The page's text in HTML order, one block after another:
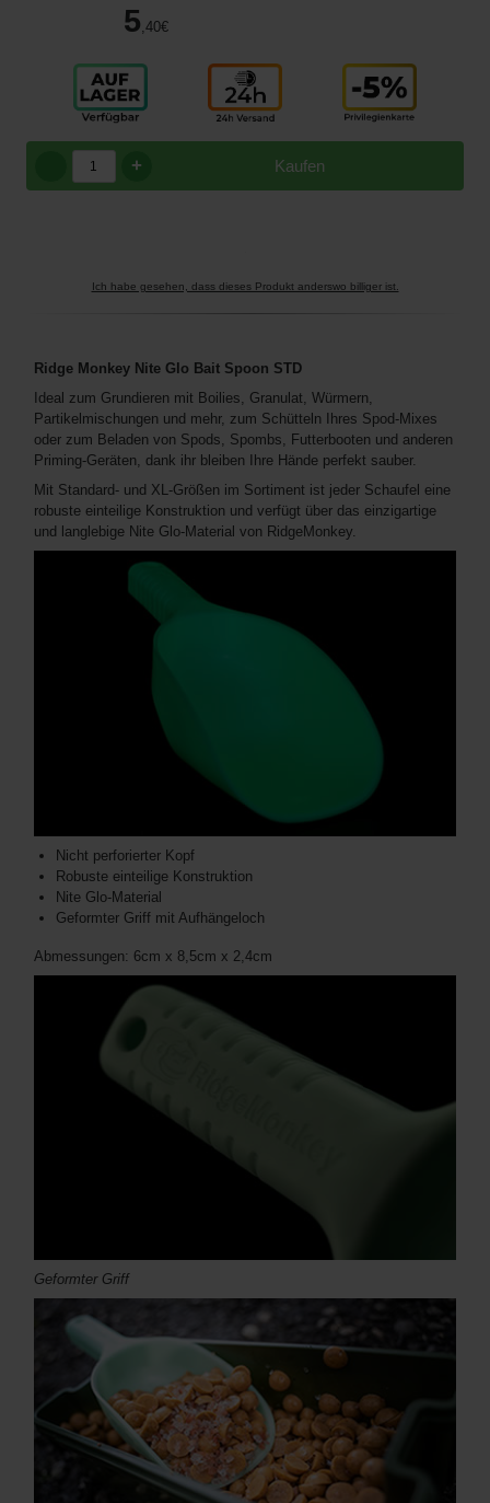
5 ,40€
Kaufen
+
Ich habe gesehen, dass dieses Produkt anderswo billiger ist.
Ridge Monkey Nite Glo Bait Spoon STD
Ideal zum Grundieren mit Boilies, Granulat, Würmern,
Partikelmischungen und mehr, zum Schütteln Ihres Spod-Mixes
oder zum Beladen von Spods, Spombs, Futterbooten und anderen
Priming-Geräten, dank ihr bleiben Ihre Hände perfekt sauber.
Mit Standard- und XL-Größen im Sortiment ist jeder Schaufel eine
robuste einteilige Konstruktion und verfügt über das einzigartige
und langlebige Nite Glo-Material von RidgeMonkey.
Nicht perforierter Kopf
Robuste einteilige Konstruktion
Nite Glo-Material
Geformter Griff mit Aufhängeloch
Abmessungen: 6cm x 8,5cm x 2,4cm
Geformter Griff